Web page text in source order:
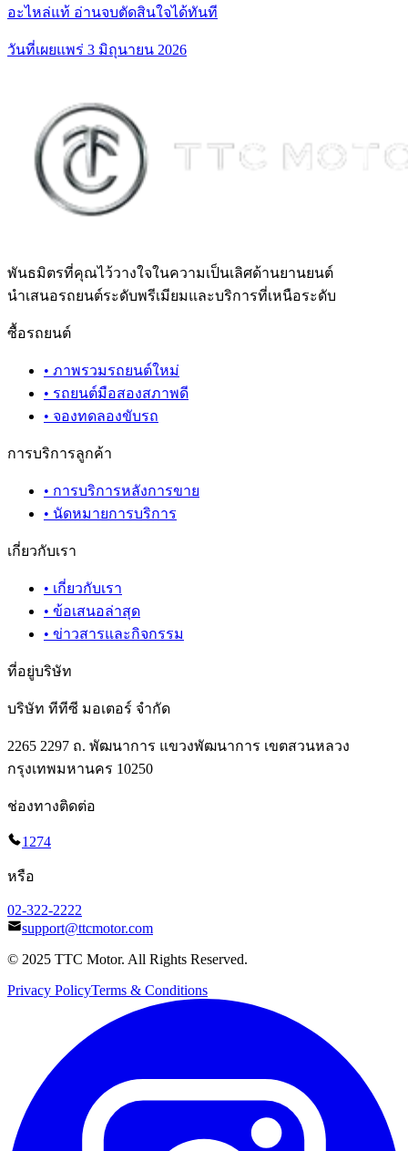
อะไหล่แท้ อ่านจบตัดสินใจได้ทันที
วันที่เผยแพร่ 3 มิถุนายน 2026
พันธมิตรที่คุณไว้วางใจในความเป็นเลิศด้านยานยนต์
นำเสนอรถยนต์ระดับพรีเมียมและบริการที่เหนือระดับ
ซื้อรถยนต์
• ภาพรวมรถยนต์ใหม่
• รถยนต์มือสองสภาพดี
• จองทดลองขับรถ
การบริการลูกค้า
• การบริการหลังการขาย
• นัดหมายการบริการ
เกี่ยวกับเรา
• เกี่ยวกับเรา
• ข้อเสนอล่าสุด
• ข่าวสารและกิจกรรม
ที่อยู่บริษัท
บริษัท ทีทีซี มอเตอร์ จำกัด
2265 2297 ถ. พัฒนาการ แขวงพัฒนาการ เขตสวนหลวง
กรุงเทพมหานคร 10250
ช่องทางติดต่อ
1274
หรือ
02-322-2222
support@ttcmotor.com
© 2025 TTC Motor. All Rights Reserved.
Privacy PolicyTerms & Conditions